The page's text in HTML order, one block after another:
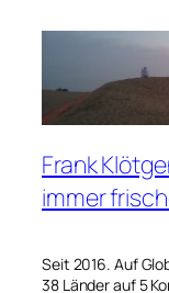
Frank
immer
Seit 2016. Auf
38 Länder auf 5